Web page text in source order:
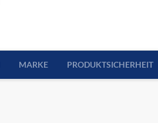
MARKE PRODUKTSICHERHEIT